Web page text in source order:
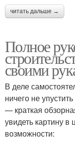
читать дальше →
Полное
своими
В деле
ничего не
— краткая
увидеть картину в
возможности: